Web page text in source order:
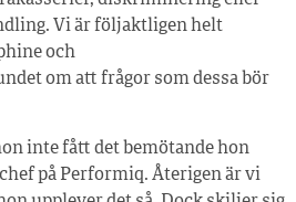
Vi är följaktligen helt
och
om att frågor som dessa bör
inte fått det bemötande hon
på Performiq. Återigen är vi